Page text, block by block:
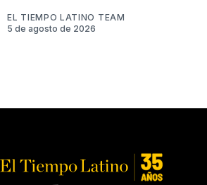
EL TIEMPO LATINO TEAM
5 de agosto de 2026